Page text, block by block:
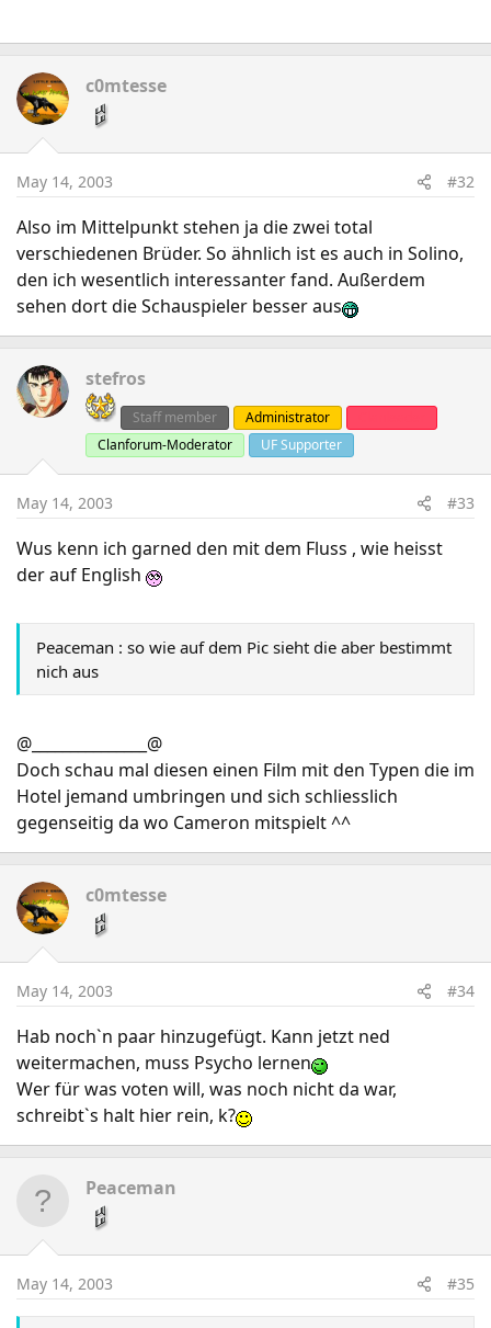
c0mtesse
May 14, 2003 #32
Also im Mittelpunkt stehen ja die zwei total
verschiedenen Brüder. So ähnlich ist es auch in Solino,
den ich wesentlich interessanter fand. Außerdem
sehen dort die Schauspieler besser aus
stefros
Staff member Administrator
Clanforum-Moderator
UF Supporter
May 14, 2003 #33
Wus kenn ich garned den mit dem Fluss , wie heisst
der auf English
Peaceman : so wie auf dem Pic sieht die aber bestimmt
nich aus
@_______________@
Doch schau mal diesen einen Film mit den Typen die im
Hotel jemand umbringen und sich schliesslich
gegenseitig da wo Cameron mitspielt ^^
c0mtesse
May 14, 2003 #34
Hab noch`n paar hinzugefügt. Kann jetzt ned
weitermachen, muss Psycho lernen
Wer für was voten will, was noch nicht da war,
schreibt`s halt hier rein, k?
Peaceman
May 14, 2003 #35